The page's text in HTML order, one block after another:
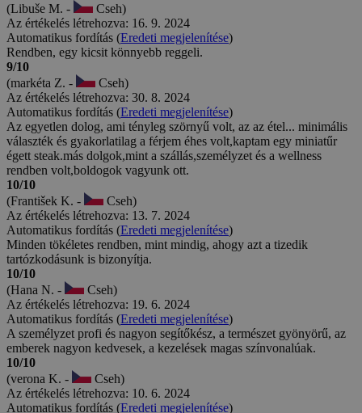
(Libuše M. -
Cseh)
Az értékelés létrehozva: 16. 9. 2024
Automatikus fordítás (Eredeti megjelenítése)
Rendben, egy kicsit könnyebb reggeli.
9/10
(markéta Z. -
Cseh)
Az értékelés létrehozva: 30. 8. 2024
Automatikus fordítás (Eredeti megjelenítése)
Az egyetlen dolog, ami tényleg szörnyű volt, az az étel... minimális
választék és gyakorlatilag a férjem éhes volt,kaptam egy miniatűr
égett steak.más dolgok,mint a szállás,személyzet és a wellness
rendben volt,boldogok vagyunk ott.
10/10
(František K. -
Cseh)
Az értékelés létrehozva: 13. 7. 2024
Automatikus fordítás (Eredeti megjelenítése)
Minden tökéletes rendben, mint mindig, ahogy azt a tizedik
tartózkodásunk is bizonyítja.
10/10
(Hana N. -
Cseh)
Az értékelés létrehozva: 19. 6. 2024
Automatikus fordítás (Eredeti megjelenítése)
A személyzet profi és nagyon segítőkész, a természet gyönyörű, az
emberek nagyon kedvesek, a kezelések magas színvonalúak.
10/10
(verona K. -
Cseh)
Az értékelés létrehozva: 10. 6. 2024
Automatikus fordítás (Eredeti megjelenítése)